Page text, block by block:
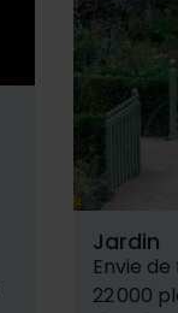
Jardin
Envie
​​22 000